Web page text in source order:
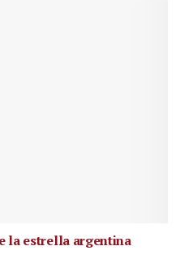
la estrella argentina